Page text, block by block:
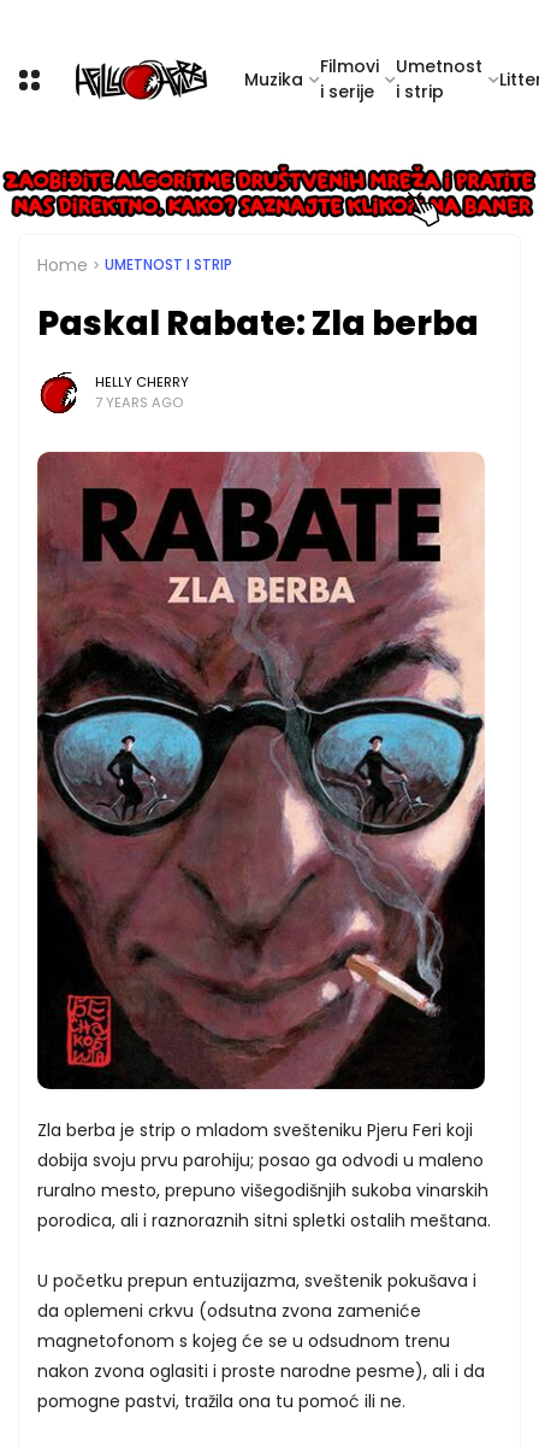
Muzika
Filmovi
i serije
Umetnost
i strip
Home UMETNOST I STRIP
Paskal Rabate: Zla berba
HELLY CHERRY
7 YEARS AGO
Zla berba je strip o mladom svešteniku Pjeru Feri koji
dobija svoju prvu parohiju; posao ga odvodi u maleno
ruralno mesto, prepuno višegodišnjih sukoba vinarskih
porodica, ali i raznoraznih sitni spletki ostalih meštana.
U početku prepun entuzijazma, sveštenik pokušava i
da oplemeni crkvu (odsutna zvona zameniće
magnetofonom s kojeg će se u odsudnom trenu
nakon zvona oglasiti i proste narodne pesme), ali i da
pomogne pastvi, tražila ona tu pomoć ili ne.